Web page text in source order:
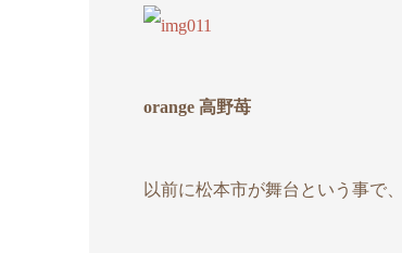
orange 高野苺
以前に松本市が舞台という事で